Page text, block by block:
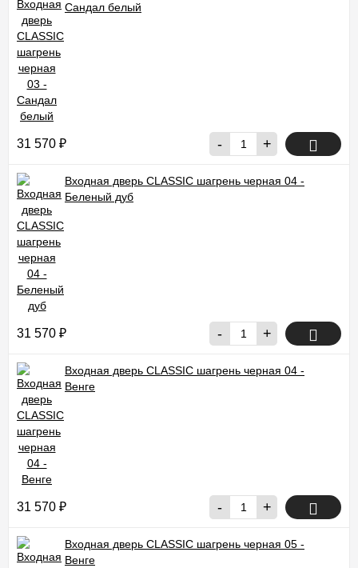
Сандал белый
31 570 ₽ - +
Входная дверь CLASSIC шагрень черная 04 -
Беленый дуб
31 570 ₽ - +
Входная дверь CLASSIC шагрень черная 04 -
Венге
31 570 ₽ - +
Входная дверь CLASSIC шагрень черная 05 -
Венге